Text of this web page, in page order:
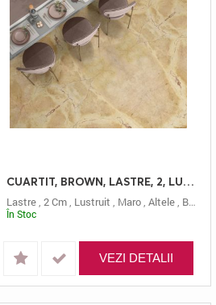
CUARTIT, BROWN, LASTRE, 2, LUSTRUIT
Lastre, 2 Cm, Lustruit , Maro, Altele, Brown
În Stoc
VEZI DETALII